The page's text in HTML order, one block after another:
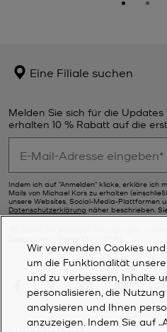
Eine Filiale suchen
Melden Sie sich für die
erhalten 10 % Rabatt auf die
Indem ich auf "Anmelden" klicke, erkläre ich
Mails von Michael Kors zu erhalten
unsere Websites, Social-Media-Plattformen
Datenschutzerklärung näher beschrieben.
Wir verwenden Cookies
um die Funktionalität
und zu verbessern, Inhalte
personalisieren, die
analysieren und Ihnen
anzuzeigen. Indem Sie auf